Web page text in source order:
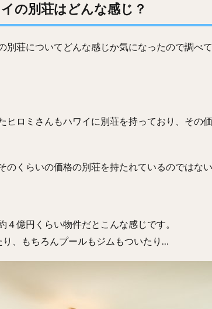
の別荘はどんな感じ？
別荘についてどんな感じか気になったので調べ
ヒロミさんもハワイに別荘を持っており、その
のくらいの価格の別荘を持たれているのではない
４億円くらい物件だとこんな感じです。
り、もちろんプールもジムもついたり…